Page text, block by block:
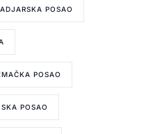
POSAO
POSAO
POSAO